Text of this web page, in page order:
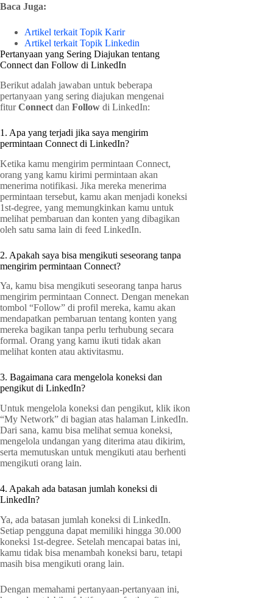
Baca Juga:
Artikel terkait Topik Karir
Artikel terkait Topik Linkedin
Pertanyaan yang Sering Diajukan tentang
Connect dan Follow di LinkedIn
Berikut adalah jawaban untuk beberapa
pertanyaan yang sering diajukan mengenai
fiturConnect dan Follow di LinkedIn:
1. Apa yang terjadi jika saya mengirim
permintaan Connect di LinkedIn?
Ketika kamu mengirim permintaan Connect,
orang yang kamu kirimi permintaan akan
menerima notifikasi. Jika mereka menerima
permintaan tersebut, kamu akan menjadi koneksi
1st-degree, yang memungkinkan kamu untuk
melihat pembaruan dan konten yang dibagikan
oleh satu sama lain di feed LinkedIn.
2. Apakah saya bisa mengikuti seseorang tanpa
mengirim permintaan Connect?
Ya, kamu bisa mengikuti seseorang tanpa harus
mengirim permintaan Connect. Dengan menekan
tombol “Follow” di profil mereka, kamu akan
mendapatkan pembaruan tentang konten yang
mereka bagikan tanpa perlu terhubung secara
formal. Orang yang kamu ikuti tidak akan
melihat konten atau aktivitasmu.
3. Bagaimana cara mengelola koneksi dan
pengikut di LinkedIn?
Untuk mengelola koneksi dan pengikut, klik ikon
“My Network” di bagian atas halaman LinkedIn.
Dari sana, kamu bisa melihat semua koneksi,
mengelola undangan yang diterima atau dikirim,
serta memutuskan untuk mengikuti atau berhenti
mengikuti orang lain.
4. Apakah ada batasan jumlah koneksi di
LinkedIn?
Ya, ada batasan jumlah koneksi di LinkedIn.
Setiap pengguna dapat memiliki hingga 30.000
koneksi 1st-degree. Setelah mencapai batas ini,
kamu tidak bisa menambah koneksi baru, tetapi
masih bisa mengikuti orang lain.
Dengan memahami pertanyaan-pertanyaan ini,